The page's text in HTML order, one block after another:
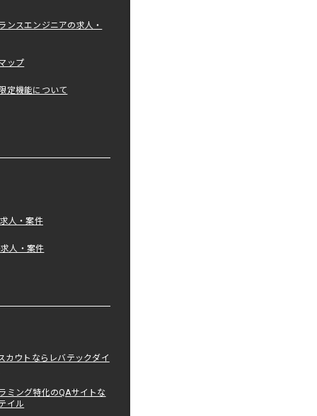
ンスエンジニアの求人・
ップ
定機能について
人・案件
人・案件
カウトならレバテックダイ
ミング特化のQAサイトな
イル